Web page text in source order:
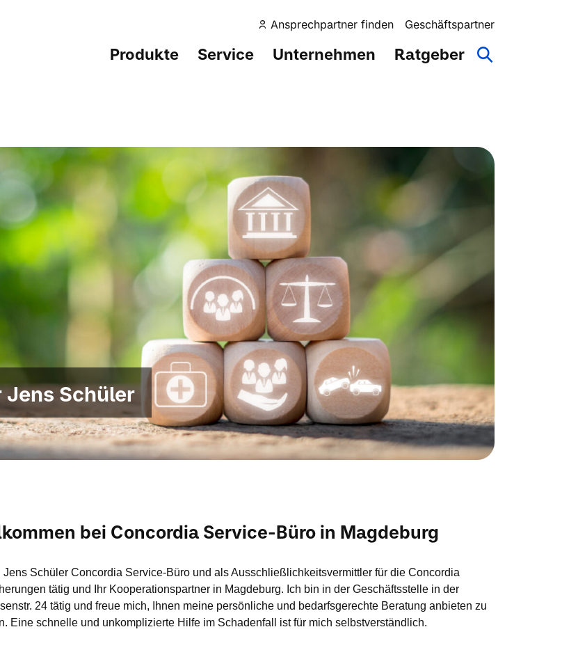
Ansprechpartner finden Geschäftspartner
Produkte Service Unternehmen Ratgeber
Schüler
bei Concordia Service-Büro in Magdeburg
Jens Schüler Concordia Service-Büro und als Ausschließlichkeitsvermittler für die Concordia
tätig und Ihr Kooperationspartner in Magdeburg. Ich bin in der Geschäftsstelle in der
24 tätig und freue mich, Ihnen meine persönliche und bedarfsgerechte Beratung anbieten zu
Eine schnelle und unkomplizierte Hilfe im Schadenfall ist für mich selbstverständlich.